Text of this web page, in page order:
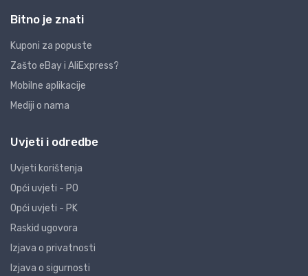
Bitno je znati
Kuponi za popuste
Zašto eBay i AliExpress?
Mobilne aplikacije
Mediji o nama
Uvjeti i odredbe
Uvjeti korištenja
Opći uvjeti - PO
Opći uvjeti - PK
Raskid ugovora
Izjava o privatnosti
Izjava o sigurnosti